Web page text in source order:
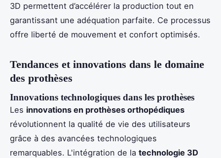
3D permettent d’accélérer la production tout en
garantissant une adéquation parfaite. Ce processus
offre liberté de mouvement et confort optimisés.
Tendances et innovations dans le domaine
des prothèses
Innovations technologiques dans les prothèses
Les innovations en prothèses orthopédiques
révolutionnent la qualité de vie des utilisateurs
grâce à des avancées technologiques
remarquables. L'intégration de la technologie 3D